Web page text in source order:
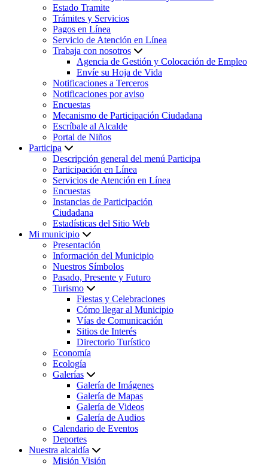
Estado Tramite
Trámites y Servicios
Pagos en Línea
Servicio de Atención en Línea
Trabaja con nosotros
Agencia de Gestión y Colocación de Empleo
Envíe su Hoja de Vida
Notificaciones a Terceros
Notificaciones por aviso
Encuestas
Mecanismo de Participación Ciudadana
Escríbale al Alcalde
Portal de Niños
Participa
Descripción general del menú Participa
Participación en Línea
Servicios de Atención en Línea
Encuestas
Instancias de Participación
Ciudadana
Estadísticas del Sitio Web
Mi municipio
Presentación
Información del Municipio
Nuestros Símbolos
Pasado, Presente y Futuro
Turismo
Fiestas y Celebraciones
Cómo llegar al Municipio
Vías de Comunicación
Sitios de Interés
Directorio Turístico
Economía
Ecología
Galerías
Galería de Imágenes
Galería de Mapas
Galería de Videos
Galería de Audios
Calendario de Eventos
Deportes
Nuestra alcaldía
Misión Visión